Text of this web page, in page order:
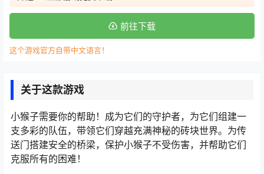
前往下载
这个游戏官方自带中文语言！
关于这款游戏
小猴子需要你的帮助！成为它们的守护者，为它们组建一
支多彩的队伍，带领它们穿越充满神秘的砖块世界。为传
送门搭建安全的桥梁，保护小猴子不受伤害，并帮助它们
克服所有的困难！